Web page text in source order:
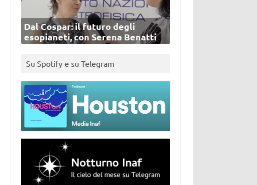
Dal Cospar: il futuro degli
esopianeti, con Serena Benatti
Su Spotify e su Telegram